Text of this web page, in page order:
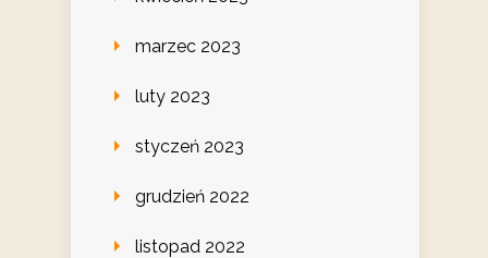
marzec 2023
luty 2023
styczeń 2023
grudzień 2022
listopad 2022